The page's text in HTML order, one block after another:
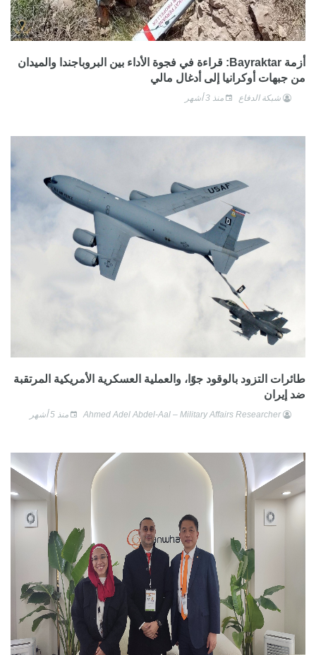
أزمة Bayraktar: قراءة في فجوة الأداء بين البروباجندا والميدان
من جبهات أوكرانيا إلى أدغال مالي
شبكة الدفاع منذ 3 أشهر
طائرات التزود بالوقود جوًا، والعملية العسكرية الأمريكية المرتقبة
ضد إيران
Ahmed Adel Abdel-Aal – Military Affairs Researcher منذ 5 أشهر